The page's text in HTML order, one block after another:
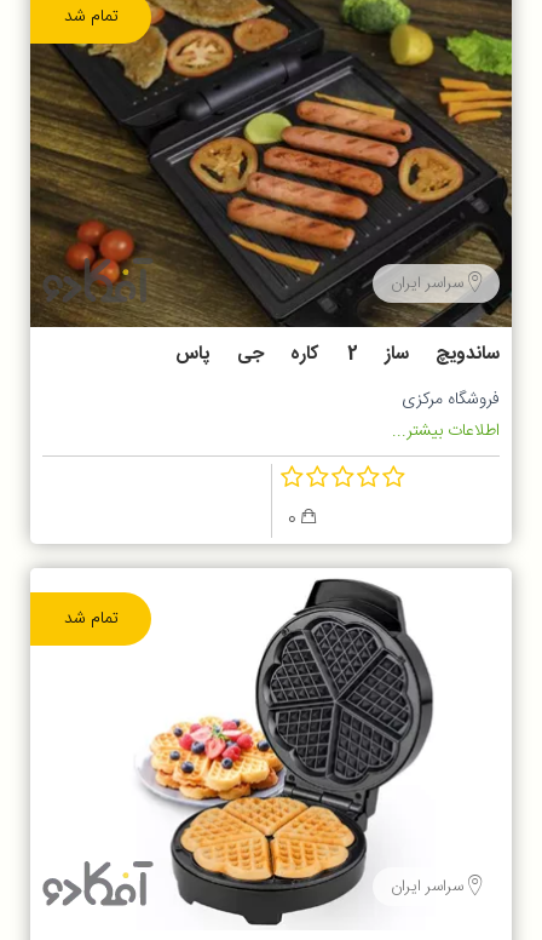
تمام شد
سراسر ایران
ساندویچ ساز 2 کاره جی پاس
GSM5444N
فروشگاه مرکزی
اطلاعات بیشتر...
0
تمام شد
سراسر ایران